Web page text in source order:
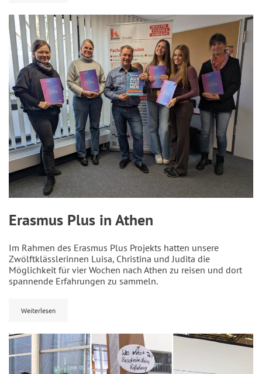
Erasmus Plus in Athen
Im Rahmen des Erasmus Plus Projekts hatten unsere
Zwölftklässlerinnen Luisa, Christina und Judita die
Möglichkeit für vier Wochen nach Athen zu reisen und dort
spannende Erfahrungen zu sammeln.
Weiterlesen